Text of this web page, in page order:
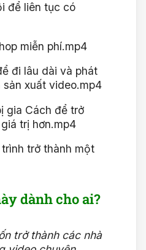
để liên tục có
miễn phí.mp4
đi lâu dài và phát
xuất video.mp4
gia Cách để trở
trị hơn.mp4
trở thành một
dành cho ai?
trở thành các nhà